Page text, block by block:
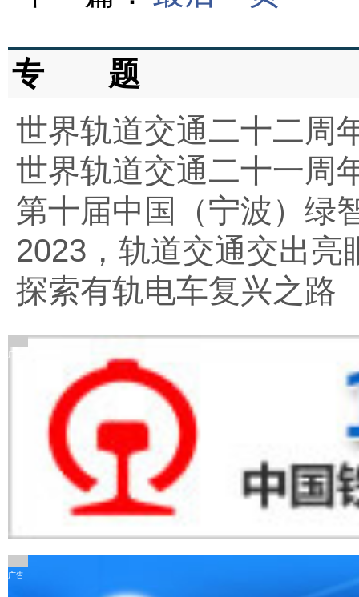
专 题
世界轨道交通二十二周
世界轨道交通二十一周
第十届中国（宁波）绿
2023，轨道交通交出亮
探索有轨电车复兴之路
广告
广告